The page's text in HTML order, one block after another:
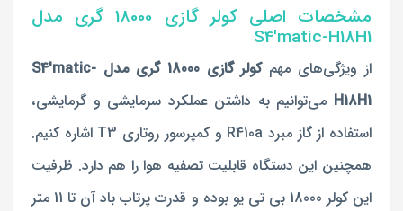
مشخصات اصلی کولر گازی 18000 گری مدل
S4'matic-H18H1
از ویژگی‌های مهم
کولر گازی 18000 گری مدل S4'matic-
H18H1 می‌توانیم به داشتن عملکرد سرمایشی و گرمایشی،
استفاده از گاز مبرد R410a و کمپرسور روتاری T3 اشاره کنیم.
همچنین این دستگاه قابلیت تصفیه هوا را هم دارد. ظرفیت
این کولر 18000 بی تی یو بوده و قدرت پرتاب باد آن تا 11 متر